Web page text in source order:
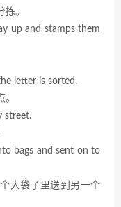
。
up and stamps them
letter is sorted.
street.
bags and sent on to
大袋子里送到另一个